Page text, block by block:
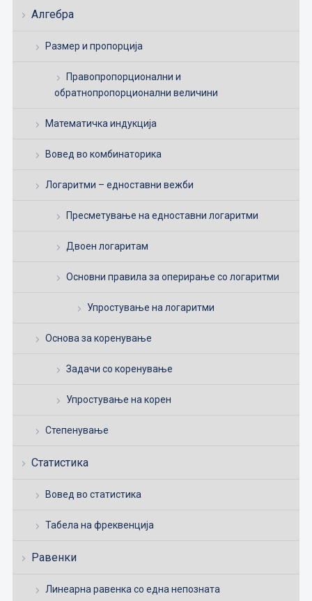
Алгебра
Размер и пропорција
Правопропорционални и
обратнопропорционални величини
Математичка индукција
Вовед во комбинаторика
Логаритми – едноставни вежби
Пресметување на едноставни логаритми
Двоен логаритам
Основни правила за оперирање со логаритми
Упростување на логаритми
Основа за коренување
Задачи со коренување
Упростување на корен
Степенување
Статистика
Вовед во статистика
Табела на фреквенција
Равенки
Линеарна равенка со една непозната